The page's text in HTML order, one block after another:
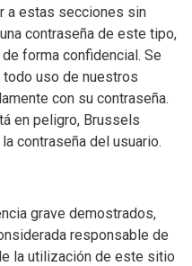
a estas secciones sin
contraseña de este tipo,
forma confidencial. Se
todo uso de nuestros
con su contraseña.
en peligro, Brussels
contraseña del usuario.
grave demostrados,
responsable de
la utilización de este sitio